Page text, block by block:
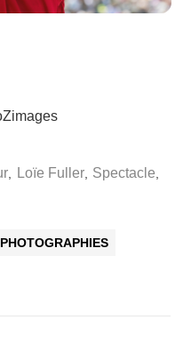
Loïe Fuller, Spectacle